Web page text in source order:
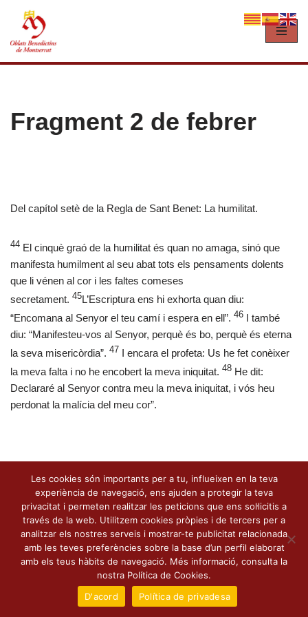
al
Fragment 2 de febrer
Del capítol setè de la Regla de Sant Benet: La humilitat.
44 El cinquè graó de la humilitat és quan no amaga, sinó que
manifesta humilment al seu abat tots els pensaments dolents
que li vénen al cor i les faltes comeses
secretament. 45L’Escriptura ens hi exhorta quan diu:
“Encomana al Senyor el teu camí i espera en ell”. 46 I també
diu: “Manifesteu-vos al Senyor, perquè és bo, perquè és eterna
la seva misericòrdia”. 47 I encara el profeta: Us he fet conèixer
la meva falta i no he encobert la meva iniquitat. 48 He dit:
Declararé al Senyor contra meu la meva iniquitat, i vós heu
perdonat la malícia del meu cor”.
Les cookies són importants per a tu, influeixen en la teva
experiència de navegació, ens ajuden a protegir la teva
privacitat i permeten realitzar les peticions que ens sol·licitis a
través de la web. Utilitzem cookies pròpies i de tercers per a
analitzar els nostres serveis i mostrar-te publicitat relacionada
amb les teves preferències sobre la base d’un perfil elaborat
amb els teus hàbits de navegació. Més informació, consulta la
nostra Política de Cookies.
D'acord
Política de privadesa